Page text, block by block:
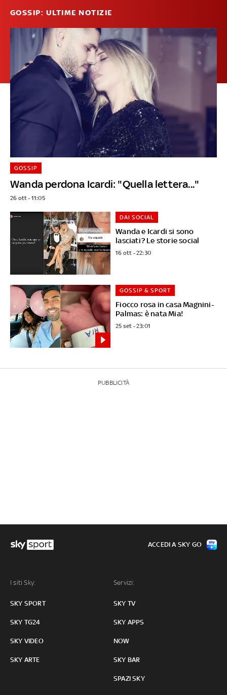
GOSSIP: ULTIME NOTIZIE
Wanda perdona Icardi: "Quella lettera..."
GOSSIP
26 ott - 11:05
Wanda e Icardi si sono
lasciati? Le storie social
DAI SOCIAL
16 ott - 22:30
Fiocco rosa in casa Magnini-
Palmas: è nata Mia!
GOSSIP & SPORT
25 set - 23:01
PUBBLICITÀ
I siti Sky:
SKY SPORT
SKY TG24
SKY VIDEO
SKY ARTE
Servizi:
SKY TV
SKY APPS
NOW
SKY BAR
SPAZI SKY
ACCEDI A SKY GO